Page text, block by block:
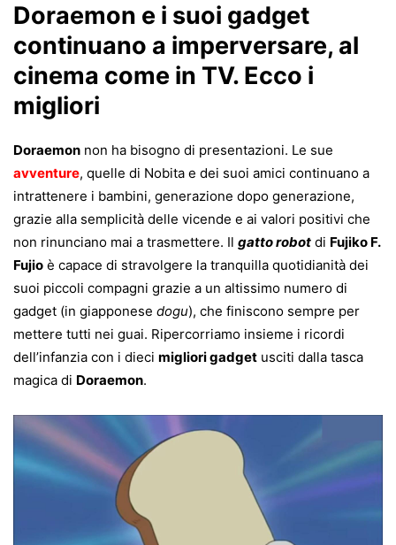
Doraemon e i suoi gadget
continuano a imperversare, al
cinema come in TV. Ecco i
migliori
Doraemon non ha bisogno di presentazioni. Le sue
avventure, quelle di Nobita e dei suoi amici continuano a
intrattenere i bambini, generazione dopo generazione,
grazie alla semplicità delle vicende e ai valori positivi che
non rinunciano mai a trasmettere. Il gatto robot di Fujiko F.
Fujio è capace di stravolgere la tranquilla quotidianità dei
suoi piccoli compagni grazie a un altissimo numero di
gadget (in giapponese dogu), che finiscono sempre per
mettere tutti nei guai. Ripercorriamo insieme i ricordi
dell’infanzia con i dieci migliori gadget usciti dalla tasca
magica di Doraemon.